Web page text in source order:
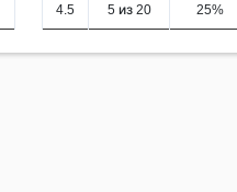
4.5 5 из 20 25%